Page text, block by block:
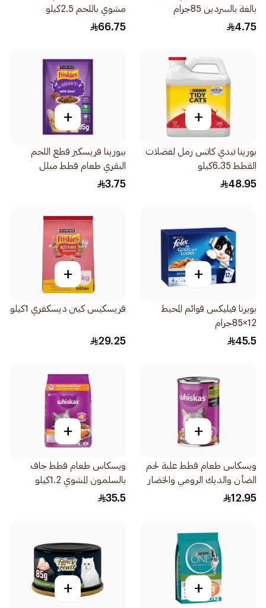
بالغة بالسردين 85جرام
4.75
مشوي باللحم 2.5كيلو
66.75
+
بورينا تيدي كاتس رمل لفضلات
القطط 6.35كيلو
48.95
+
بيورينا فريسكيز قطع اللحم
البقري طعام قطط مبلل
85جرام
3.75
+
بويرنا فيليكس قوائم المحيط
12×85جرام
45.5
+
فريسكيس كيتن ديسكفري 1كيلو
29.25
+
ويسكاس طعام قطط علبة لحم
الضأن والديك الرومي والخضار
في المرق 400جرام
12.95
+
ويسكاس طعام قطط جاف
بالسلمون المشوي 1.2كيلو
35.5
+
+